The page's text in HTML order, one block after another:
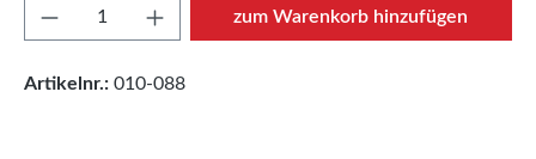
Produkt Anzahl: Gib den gewünschten
zum Warenkorb hinzufügen
Artikelnr.: 010-088